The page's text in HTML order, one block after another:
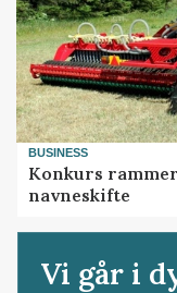
BUSINESS
Konkurs
navneskifte
Vi går i